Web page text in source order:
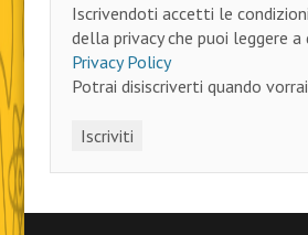
Iscrivendoti accetti le
della privacy che puoi leggere
Privacy Policy
Potrai disiscriverti quando